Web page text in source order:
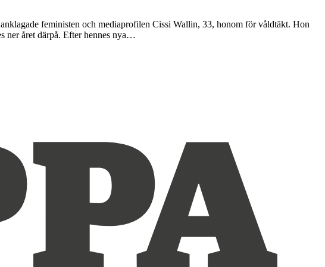
feministen och mediaprofilen Cissi Wallin, 33, honom för våldtäkt. Hon
ner året därpå. Efter hennes nya…